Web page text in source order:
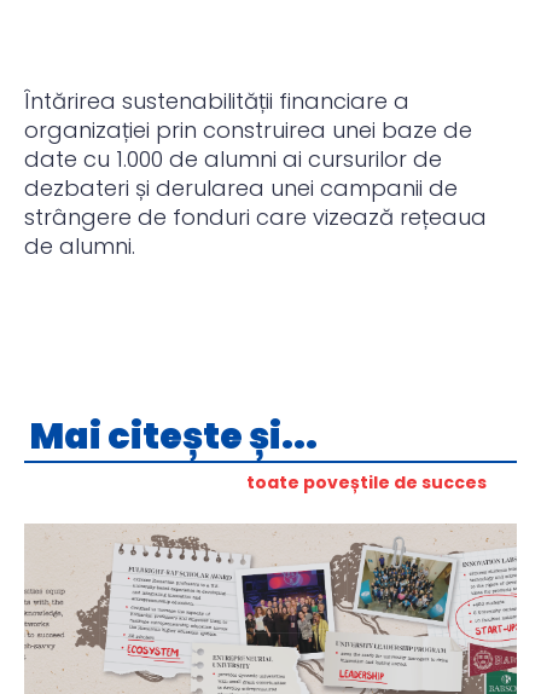
Întărirea sustenabilității financiare a
organizației prin construirea unei baze de
date cu 1.000 de alumni ai cursurilor de
dezbateri și derularea unei campanii de
strângere de fonduri care vizează rețeaua
de alumni.
Mai citește și...
toate poveștile de succes